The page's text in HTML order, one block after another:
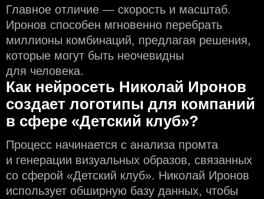
Главное отличие — скорость и масштаб.
Иронов способен мгновенно перебрать
миллионы комбинаций, предлагая решения,
которые могут быть неочевидны
для человека.
Как нейросеть Николай Иронов
создаeт логотипы для компаний
в сфере «Детский клуб»?
Процесс начинается с анализа промта
и генерации визуальных образов, связанных
со сферой «Детский клуб». Николай Иронов
использует обширную базу данных, чтобы